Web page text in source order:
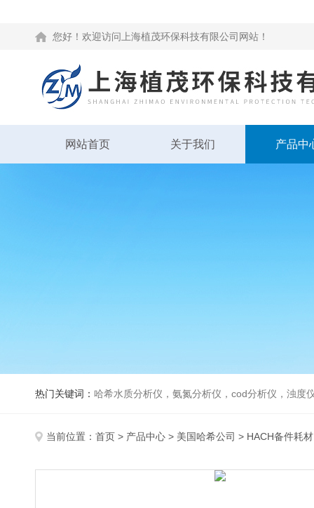
您好！欢迎访问上海植茂环保科技有限公司网站！
网站首页 关于我们 产品中
热门关键词： 哈希水质分析仪，氨氮分析仪，cod分析仪，浊度
当前位置： 首页 > 产品中心 > 美国哈希公司 > HACH备件耗材